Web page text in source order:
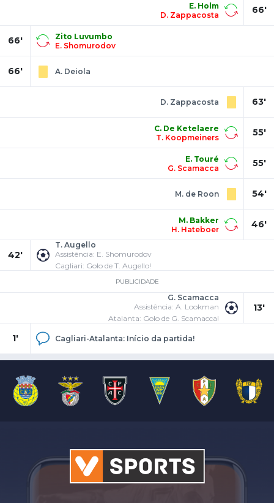
66'
E. Holm
D. Zappacosta
66'
Zito Luvumbo
E. Shomurodov
66' A. Deiola
63'
D. Zappacosta
55'
C. De Ketelaere
T. Koopmeiners
55'
E. Touré
G. Scamacca
54'
M. de Roon
46'
M. Bakker
H. Hateboer
42'
T. Augello
Assistência: E. Shomurodov
Cagliari: Golo de T. Augello!
PUBLICIDADE
13'
G. Scamacca
Assistência: A. Lookman
Atalanta: Golo de G. Scamacca!
1' Cagliari-Atalanta: Início da partida!